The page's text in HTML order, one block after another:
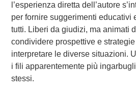
l’esperienza diretta dell’autore
per fornire suggerimenti educativi
tutti. Liberi da giudizi, ma animati
condividere prospettive e
interpretare le diverse situazioni.
i fili apparentemente più
stessi.